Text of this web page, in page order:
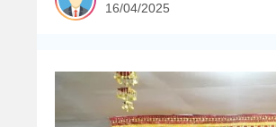
16/04/2025